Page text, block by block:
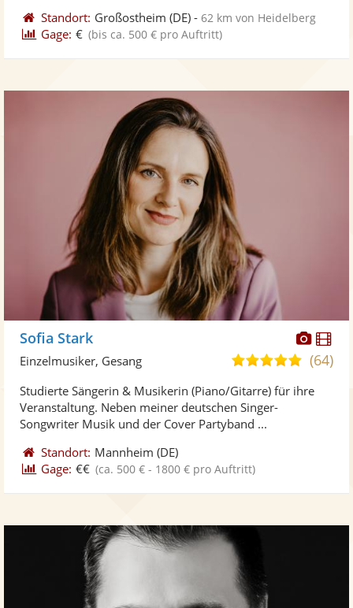
Standort: Großostheim (DE) -62 km von Heidelberg
Gage: € (bis ca. 500 € pro Auftritt)
Fotos
Sofia Stark
5,0
5
(64)
Einzelmusiker, Gesang
Studierte Sängerin & Musikerin (Piano/Gitarre) für ihre
Veranstaltung. Neben meiner deutschen Singer-
Songwriter Musik und der Cover Partyband ...
Standort: Mannheim (DE)
Gage: €€ (ca. 500 € - 1800 € pro Auftritt)